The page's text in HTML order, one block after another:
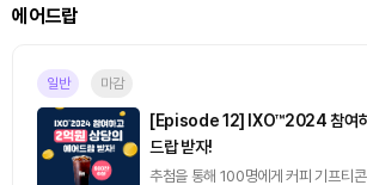
퀴즈
진행중
[토큰포스트] 기사 퀴즈 658회차
2026.08.07 (금) ~ 2026.08.08 (토)